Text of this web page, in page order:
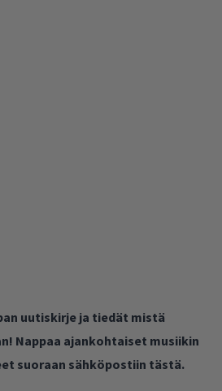
uutiskirje ja tiedät mistä
Nappaa ajankohtaiset musiikin
suoraan sähköpostiin tästä.